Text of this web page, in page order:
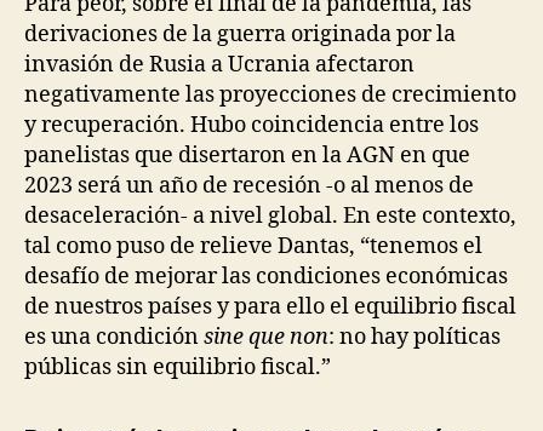
derivaciones de la guerra originada por la
invasión de Rusia a Ucrania afectaron
negativamente las proyecciones de crecimiento
y recuperación. Hubo coincidencia entre los
panelistas que disertaron en la AGN en que
2023 será un año de recesión -o al menos de
desaceleración- a nivel global. En este contexto,
tal como puso de relieve Dantas, “tenemos el
desafío de mejorar las condiciones económicas
de nuestros países y para ello el equilibrio fiscal
es una condiciónsine que non: no hay políticas
públicas sin equilibrio fiscal.”